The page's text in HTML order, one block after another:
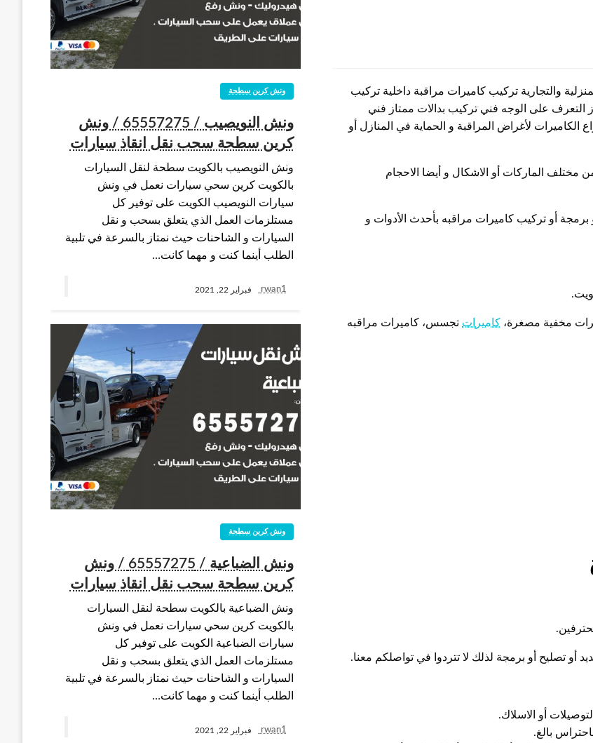
والتجارية تركيب كاميرات مراقبة داخلية تركيب
التعرف على الوجه فني تركيب بدالات ممتاز فني
الكاميرات لأغراض المراقبة و الحماية في المنازل أو
مختلف الماركات أو الاشكال و أيضا الاحجام
أو تركيب كاميرات مراقبه بأحدث الأدوات و
مخفية مصغرة، كاميرات تجسس، كاميرات مراقبه
أو تصليح أو برمجة لذلك لا تتردوا في تواصلكم معنا.
أو الاسلاك.
بالغ.
ونش كرين سطحة
ونش النويصيب / 65557275 / ونش
كرين سطحة سحب نقل انقاذ سيارات
ونش النويصيب بالكويت سطحة لنقل السيارات
بالكويت كرين سحي سيارات نعمل في ونش
سيارات النويصيب الكويت على توفير كل
مستلزمات العمل الذي يتعلق بسحب و نقل
السيارات و الشاحنات حيث نمتاز بالسرعة في تلبية
الطلب أينما كنت و مهما كانت…
rwan1 فبراير 22, 2021
ونش كرين سطحة
ونش الضباعية / 65557275 / ونش
كرين سطحة سحب نقل انقاذ سيارات
ونش الضباعية بالكويت سطحة لنقل السيارات
بالكويت كرين سحي سيارات نعمل في ونش
سيارات الضباعية الكويت على توفير كل
مستلزمات العمل الذي يتعلق بسحب و نقل
السيارات و الشاحنات حيث نمتاز بالسرعة في تلبية
الطلب أينما كنت و مهما كانت…
rwan1 فبراير 22, 2021